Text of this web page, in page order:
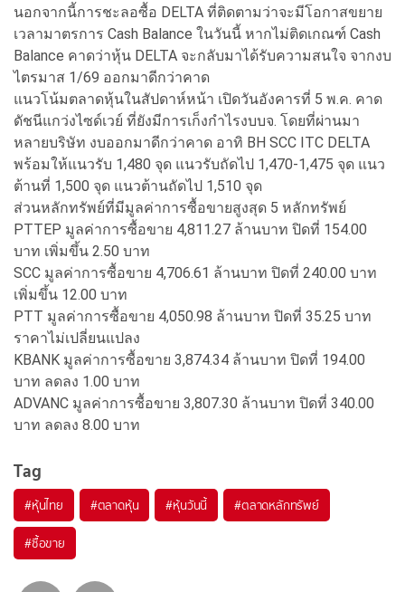
นอกจากนี้การชะลอซื้อ DELTA ที่ติดตามว่าจะมีโอกาสขยาย
เวลามาตรการ Cash Balance ในวันนี้ หากไม่ติดเกณฑ์ Cash
Balance คาดว่าหุ้น DELTA จะกลับมาได้รับความสนใจ จากงบ
ไตรมาส 1/69 ออกมาดีกว่าคาด
แนวโน้มตลาดหุ้นในสัปดาห์หน้า เปิดวันอังคารที่ 5 พ.ค. คาด
ดัชนีแกว่งไซด์เวย์ ที่ยังมีการเก็งกำไรงบบจ. โดยที่ผ่านมา
หลายบริษัท งบออกมาดีกว่าคาด อาทิ BH SCC ITC DELTA
พร้อมให้แนวรับ 1,480 จุด แนวรับถัดไป 1,470-1,475 จุด แนว
ต้านที่ 1,500 จุด แนวต้านถัดไป 1,510 จุด
ส่วนหลักทรัพย์ที่มีมูลค่าการซื้อขายสูงสุด 5 หลักทรัพย์
PTTEP มูลค่าการซื้อขาย 4,811.27 ล้านบาท ปิดที่ 154.00
บาท เพิ่มขึ้น 2.50 บาท
SCC มูลค่าการซื้อขาย 4,706.61 ล้านบาท ปิดที่ 240.00 บาท
เพิ่มขึ้น 12.00 บาท
PTT มูลค่าการซื้อขาย 4,050.98 ล้านบาท ปิดที่ 35.25 บาท
ราคาไม่เปลี่ยนแปลง
KBANK มูลค่าการซื้อขาย 3,874.34 ล้านบาท ปิดที่ 194.00
บาท ลดลง 1.00 บาท
ADVANC มูลค่าการซื้อขาย 3,807.30 ล้านบาท ปิดที่ 340.00
บาท ลดลง 8.00 บาท
Tag
#หุ้นไทย #ตลาดหุ้น #หุ้นวันนี้ #ตลาดหลักทรัพย์
#ซื้อขาย